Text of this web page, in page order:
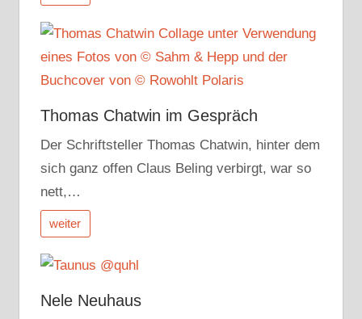
Thomas Chatwin im Gespräch
Der Schriftsteller Thomas Chatwin, hinter dem
sich ganz offen Claus Beling verbirgt, war so
nett,…
weiter
Nele Neuhaus